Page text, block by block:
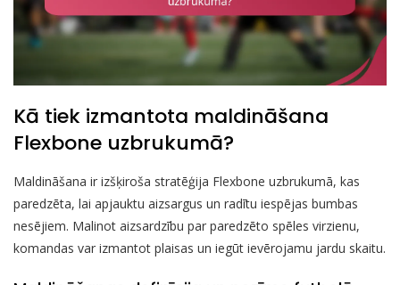
Kā tiek izmantota maldināšana
Flexbone uzbrukumā?
Maldināšana ir izšķiroša stratēģija Flexbone uzbrukumā, kas
paredzēta, lai apjauktu aizsargus un radītu iespējas bumbas
nesējiem. Malinot aizsardzību par paredzēto spēles virzienu,
komandas var izmantot plaisas un iegūt ievērojamu jardu skaitu.